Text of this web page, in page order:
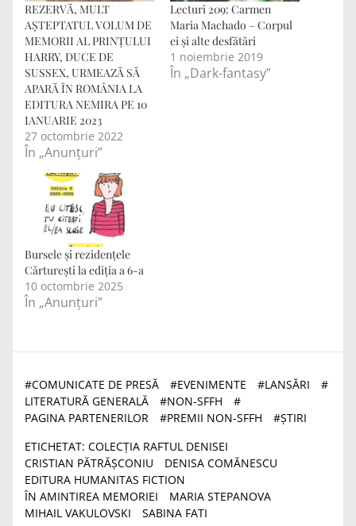
REZERVĂ, MULT
AȘTEPTATUL VOLUM DE
MEMORII AL PRINȚULUI
HARRY, DUCE DE
SUSSEX, URMEAZĂ SĂ
APARĂ ÎN ROMÂNIA LA
EDITURA NEMIRA PE 10
IANUARIE 2023
27 octombrie 2022
În „Anunțuri”
Lecturi 209: Carmen
Maria Machado – Corpul
ei și alte desfătări
1 noiembrie 2019
În „Dark-fantasy”
Bursele și rezidențele
Cărturești la ediția a 6-a
10 octombrie 2025
În „Anunțuri”
#COMUNICATE DE PRESĂ #EVENIMENTE #LANSĂRI
#
LITERATURĂ GENERALĂ
#NON-SFFH
#
PAGINA PARTENERILOR
#PREMII NON-SFFH #ȘTIRI
ETICHETAT: COLECȚIA RAFTUL DENISEI
CRISTIAN PĂTRĂȘCONIU
DENISA COMĂNESCU
EDITURA HUMANITAS FICTION
ÎN AMINTIREA MEMORIEI
MARIA STEPANOVA
MIHAIL VAKULOVSKI
SABINA FATI